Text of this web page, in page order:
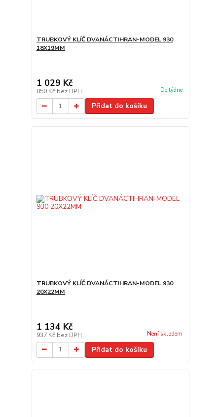
TRUBKOVÝ KLÍČ DVANÁCTIHRAN-MODEL 930
18X19MM
1 029 Kč
850 Kč bez DPH Do týdne
Přidat do košíku
TRUBKOVÝ KLÍČ DVANÁCTIHRAN-MODEL 930
20X22MM
1 134 Kč
937 Kč bez DPH Není skladem
Přidat do košíku